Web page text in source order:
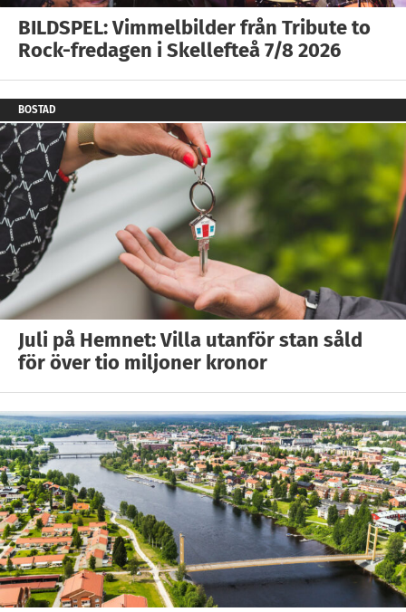
BILDSPEL: Vimmelbilder från Tribute to
Rock-fredagen i Skellefteå 7/8 2026
BOSTAD
Juli på Hemnet: Villa utanför stan såld
för över tio miljoner kronor